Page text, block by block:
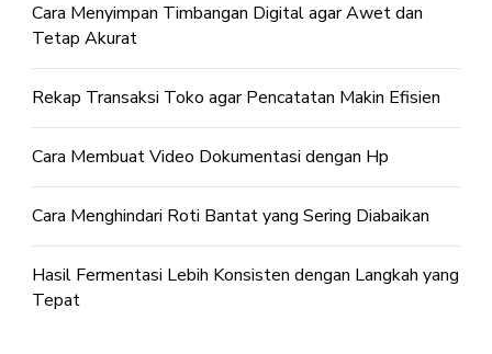
Cara Menyimpan Timbangan Digital agar Awet dan
Tetap Akurat
Rekap Transaksi Toko agar Pencatatan Makin Efisien
Cara Membuat Video Dokumentasi dengan Hp
Cara Menghindari Roti Bantat yang Sering Diabaikan
Hasil Fermentasi Lebih Konsisten dengan Langkah yang
Tepat